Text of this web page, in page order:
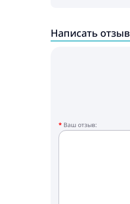
Написать отзыв
Ваш отзыв: